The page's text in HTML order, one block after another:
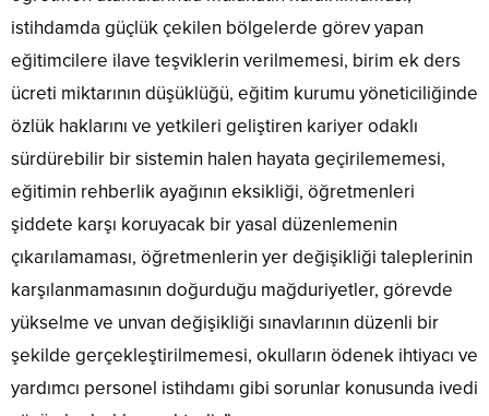
istihdamda güçlük çekilen bölgelerde görev yapan
eğitimcilere ilave teşviklerin verilmemesi, birim ek ders
ücreti miktarının düşüklüğü, eğitim kurumu yöneticiliğinde
özlük haklarını ve yetkileri geliştiren kariyer odaklı
sürdürebilir bir sistemin halen hayata geçirilememesi,
eğitimin rehberlik ayağının eksikliği, öğretmenleri
şiddete karşı koruyacak bir yasal düzenlemenin
çıkarılamaması, öğretmenlerin yer değişikliği taleplerinin
karşılanmamasının doğurduğu mağduriyetler, görevde
yükselme ve unvan değişikliği sınavlarının düzenli bir
şekilde gerçekleştirilmemesi, okulların ödenek ihtiyacı ve
yardımcı personel istihdamı gibi sorunlar konusunda ivedi